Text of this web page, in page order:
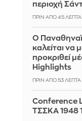
περιοχή
ΠΡΙΝ ΑΠΌ 45 ΛΕΠΤΆ
Ο
καλείται να
προκριθεί
Highlights
ΠΡΙΝ ΑΠΌ 53 ΛΕΠΤΆ
Conference
ΤΣΣΚΑ 1948